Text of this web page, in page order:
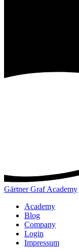
Gärtner Graf Academy
Academy
Blog
Company
Login
Impressum